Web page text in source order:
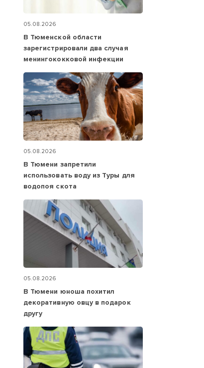
05.08.2026
В Тюменской области
зарегистрировали два случая
менингококковой инфекции
05.08.2026
В Тюмени запретили
использовать воду из Туры для
водопоя скота
05.08.2026
В Тюмени юноша похитил
декоративную овцу в подарок
другу